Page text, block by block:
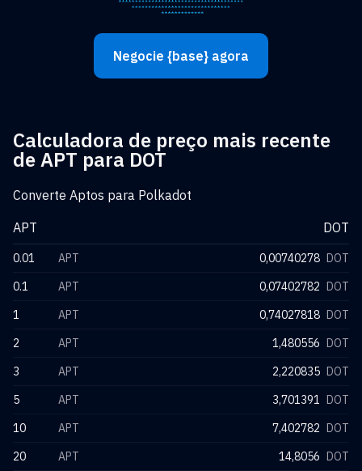
Negocie {base} agora
Calculadora de preço mais recente
de APT para DOT
Converte Aptos para Polkadot
APT
DOT
0.01 APT 0,00740278 DOT
0.1
APT 0,07402782 DOT
1
APT 0,74027818 DOT
2
APT 1,480556 DOT
3
APT 2,220835 DOT
5
APT 3,701391 DOT
10
APT 7,402782 DOT
20
APT 14,8056 DOT